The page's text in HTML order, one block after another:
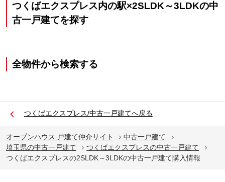
つくばエクスプレス内の駅×2SLDK～3LDKの中
古一戸建てを探す
全物件から検索する
つくばエクスプレス/中古一戸建てへ戻る
オープンハウス 戸建て仲介サイト
中古一戸建て
埼玉県の中古一戸建て
つくばエクスプレスの中古一戸建て
つくばエクスプレスの2SLDK～3LDKの中古一戸建て購入情報